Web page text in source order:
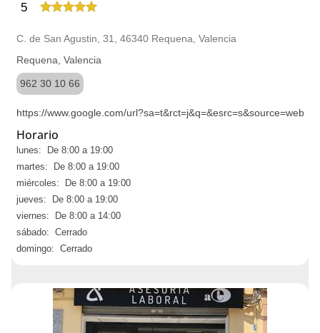
5
C. de San Agustin, 31, 46340 Requena, Valencia
Requena, Valencia
962 30 10 66
https://www.google.com/
Horario
lunes: De 8:00 a 19:00
martes: De 8:00 a 19:00
miércoles: De 8:00 a 19:00
jueves: De 8:00 a 19:00
viernes: De 8:00 a 14:00
sábado: Cerrado
domingo: Cerrado